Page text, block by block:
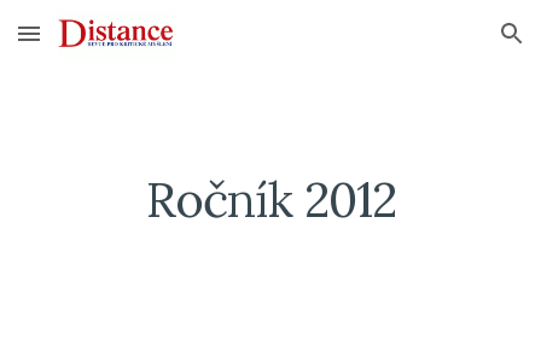
Skip to main content Skip to navigation
Ročník 2012